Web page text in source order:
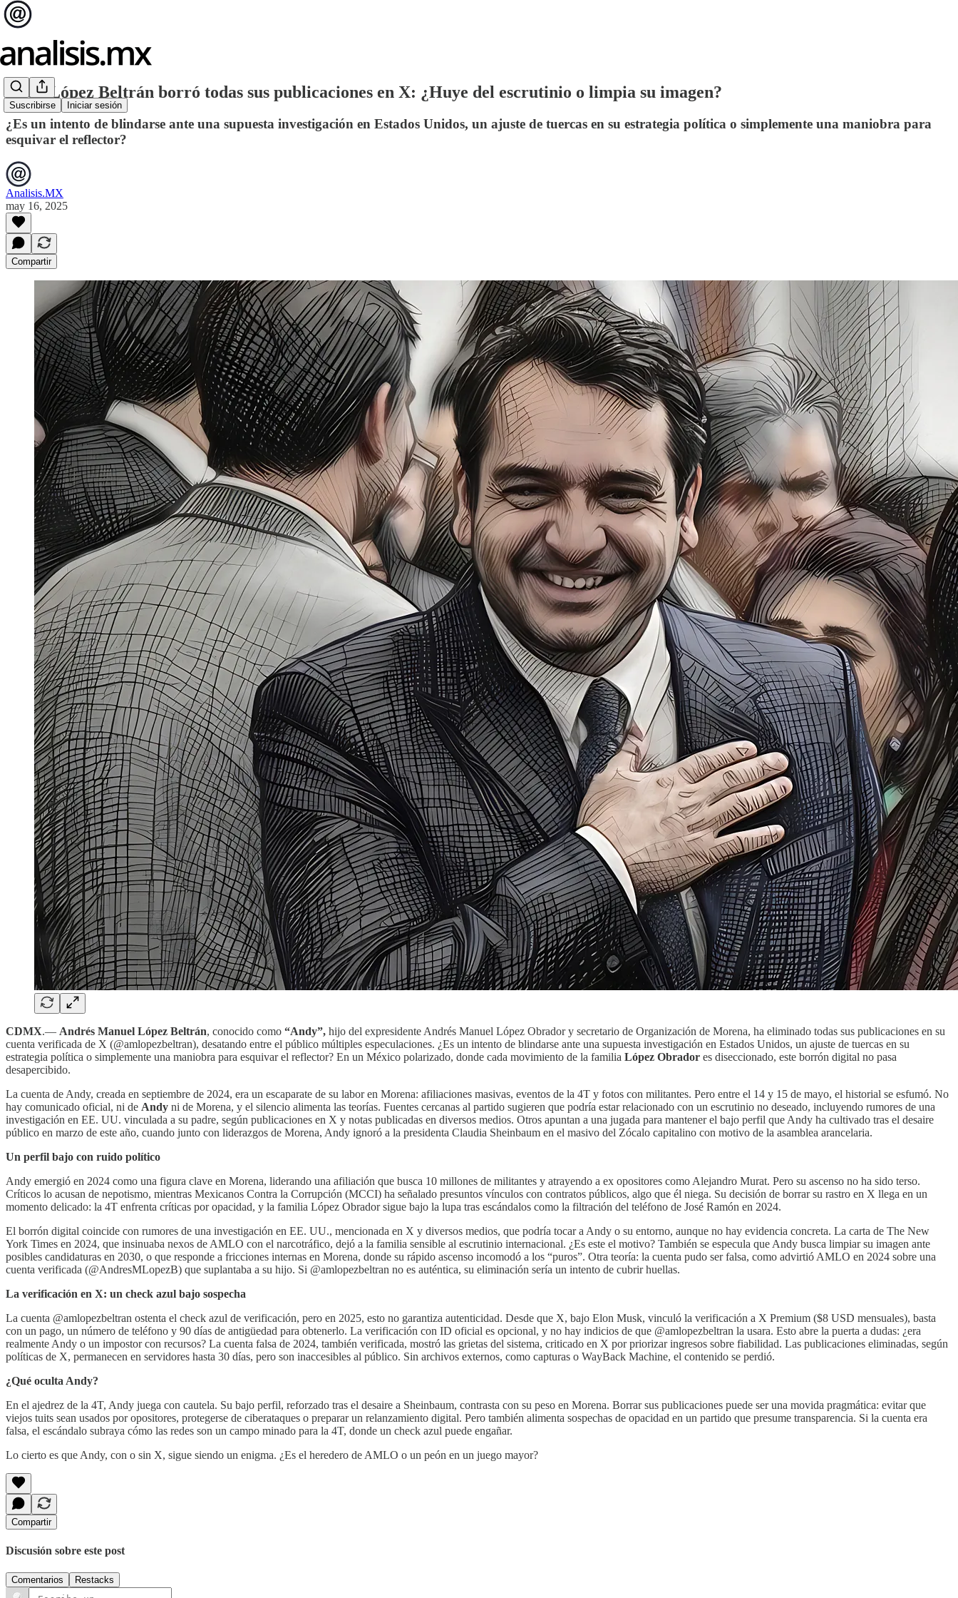
Suscribirse Iniciar sesión
Andy López Beltrán borró todas sus publicaciones en X: ¿Huye del escrutinio o limpia su imagen?
¿Es un intento de blindarse ante una supuesta investigación en Estados Unidos, un ajuste de tuercas en su estrategia política o simplemente una maniobra para
esquivar el reflector?
Analisis.MX
may 16, 2025
Compartir
CDMX.— Andrés Manuel López Beltrán, conocido como “Andy”, hijo del expresidente Andrés Manuel López Obrador y secretario de Organización de Morena, ha eliminado todas sus publicaciones en su
cuenta verificada de X (@amlopezbeltran), desatando entre el público múltiples especulaciones. ¿Es un intento de blindarse ante una supuesta investigación en Estados Unidos, un ajuste de tuercas en su
estrategia política o simplemente una maniobra para esquivar el reflector? En un México polarizado, donde cada movimiento de la familia López Obrador es diseccionado, este borrón digital no pasa
desapercibido.
La cuenta de Andy, creada en septiembre de 2024, era un escaparate de su labor en Morena: afiliaciones masivas, eventos de la 4T y fotos con militantes. Pero entre el 14 y 15 de mayo, el historial se esfumó. No
hay comunicado oficial, ni de Andy ni de Morena, y el silencio alimenta las teorías. Fuentes cercanas al partido sugieren que podría estar relacionado con un escrutinio no deseado, incluyendo rumores de una
investigación en EE. UU. vinculada a su padre, según publicaciones en X y notas publicadas en diversos medios. Otros apuntan a una jugada para mantener el bajo perfil que Andy ha cultivado tras el desaire
público en marzo de este año, cuando junto con liderazgos de Morena, Andy ignoró a la presidenta Claudia Sheinbaum en el masivo del Zócalo capitalino con motivo de la asamblea arancelaria.
Un perfil bajo con ruido político
Andy emergió en 2024 como una figura clave en Morena, liderando una afiliación que busca 10 millones de militantes y atrayendo a ex opositores como Alejandro Murat. Pero su ascenso no ha sido terso.
Críticos lo acusan de nepotismo, mientras Mexicanos Contra la Corrupción (MCCI) ha señalado presuntos vínculos con contratos públicos, algo que él niega. Su decisión de borrar su rastro en X llega en un
momento delicado: la 4T enfrenta críticas por opacidad, y la familia López Obrador sigue bajo la lupa tras escándalos como la filtración del teléfono de José Ramón en 2024.
El borrón digital coincide con rumores de una investigación en EE. UU., mencionada en X y diversos medios, que podría tocar a Andy o su entorno, aunque no hay evidencia concreta. La carta de The New
York Times en 2024, que insinuaba nexos de AMLO con el narcotráfico, dejó a la familia sensible al escrutinio internacional. ¿Es este el motivo? También se especula que Andy busca limpiar su imagen ante
posibles candidaturas en 2030, o que responde a fricciones internas en Morena, donde su rápido ascenso incomodó a los “puros”. Otra teoría: la cuenta pudo ser falsa, como advirtió AMLO en 2024 sobre una
cuenta verificada (@AndresMLopezB) que suplantaba a su hijo. Si @amlopezbeltran no es auténtica, su eliminación sería un intento de cubrir huellas.
La verificación en X: un check azul bajo sospecha
La cuenta @amlopezbeltran ostenta el check azul de verificación, pero en 2025, esto no garantiza autenticidad. Desde que X, bajo Elon Musk, vinculó la verificación a X Premium ($8 USD mensuales), basta
con un pago, un número de teléfono y 90 días de antigüedad para obtenerlo. La verificación con ID oficial es opcional, y no hay indicios de que @amlopezbeltran la usara. Esto abre la puerta a dudas: ¿era
realmente Andy o un impostor con recursos? La cuenta falsa de 2024, también verificada, mostró las grietas del sistema, criticado en X por priorizar ingresos sobre fiabilidad. Las publicaciones eliminadas, según
políticas de X, permanecen en servidores hasta 30 días, pero son inaccesibles al público. Sin archivos externos, como capturas o WayBack Machine, el contenido se perdió.
¿Qué oculta Andy?
En el ajedrez de la 4T, Andy juega con cautela. Su bajo perfil, reforzado tras el desaire a Sheinbaum, contrasta con su peso en Morena. Borrar sus publicaciones puede ser una movida pragmática: evitar que
viejos tuits sean usados por opositores, protegerse de ciberataques o preparar un relanzamiento digital. Pero también alimenta sospechas de opacidad en un partido que presume transparencia. Si la cuenta era
falsa, el escándalo subraya cómo las redes son un campo minado para la 4T, donde un check azul puede engañar.
Lo cierto es que Andy, con o sin X, sigue siendo un enigma. ¿Es el heredero de AMLO o un peón en un juego mayor?
Compartir
Discusión sobre este post
Comentarios Restacks